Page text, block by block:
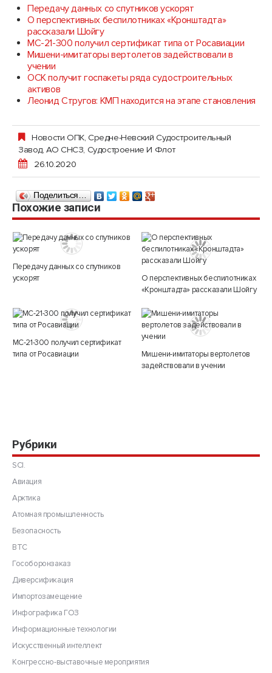
Передачу данных со спутников ускорят
О перспективных беспилотниках «Кронштадта»
рассказали Шойгу
МС-21-300 получил сертификат типа от Росавиации
Мишени-имитаторы вертолетов задействовали в
учении
ОСК получит госпакеты ряда судостроительных
активов
Леонид Стругов: КМП находится на этапе становления
Новости ОПК,Средне-Невский Судостроительный
Завод, АО СНСЗ, Судостроение И Флот
26.10.2020
Поделиться…
Похожие записи
Передачу данных со спутников
ускорят
О перспективных беспилотниках
«Кронштадта» рассказали Шойгу
МС-21-300 получил сертификат
типа от Росавиации
Мишени-имитаторы вертолетов
задействовали в учении
Рубрики
SCI.
Авиация
Арктика
Атомная промышленность
Безопасность
ВТС
Гособоронзаказ
Диверсификация
Импортозамещение
Инфографика ГОЗ
Информационные технологии
Искусственный интеллект
Конгрессно-выставочные мероприятия